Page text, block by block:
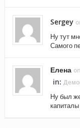
Sergey
Ну тут
Самого
Елена
in:
Ну был